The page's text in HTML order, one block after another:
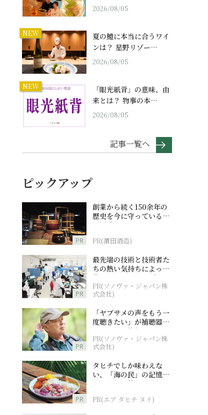
2026/08/05
NEW
夏の鱧に本当に合うワイ
ンは？ 星野リゾー…
2026/08/05
NEW
「眼光紙背」の意味、由
来とは？ 物事の本…
2026/08/05
記事一覧へ
ピックアップ
PR
創業から続く150余年の
歴史を今に守っている濵
田酒造
PR(濵田酒造)
PR
最先端の技術と技術者た
ちの熱い気持ちによって
作られているオーダーメ
イド補聴器
PR(ソノヴァ・ジャパン株
式会社)
PR
「ヤブサメの声をもう一
度聴きたい」が補聴器チ
ャレンジの後押しに
PR(ソノヴァ・ジャパン株
式会社)
PR
タヒチでしか味わえな
い、「海の民」の記憶へ
とつながる旅
PR(エア タヒチ ヌイ)